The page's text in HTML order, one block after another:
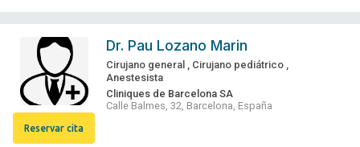
Reservar cita
Dr. Pau Lozano Marin
Cirujano general , Cirujano pediátrico ,
Anestesista
Cliniques de Barcelona SA
Calle Balmes, 32, Barcelona, España